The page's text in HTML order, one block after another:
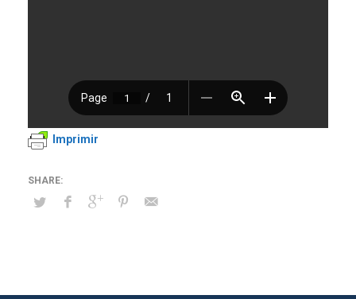
Imprimir